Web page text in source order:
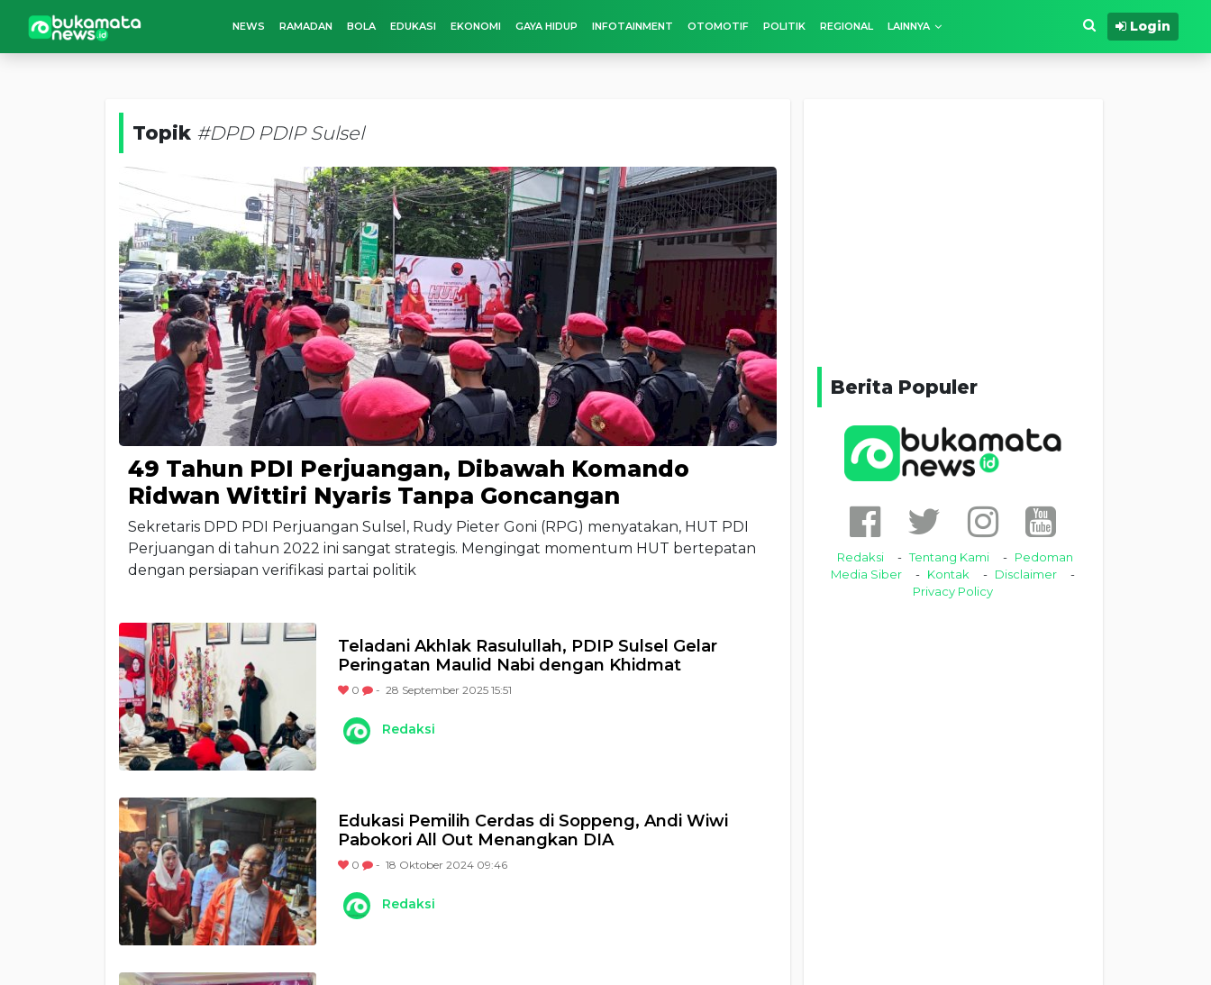
NEWS RAMADAN BOLA EDUKASI EKONOMI GAYA HIDUP INFOTAINMENT OTOMOTIF POLITIK REGIONAL LAINNYA Login
Topik #DPD PDIP Sulsel
49 Tahun PDI Perjuangan, Dibawah Komando
Ridwan Wittiri Nyaris Tanpa Goncangan
Sekretaris DPD PDI Perjuangan Sulsel, Rudy Pieter Goni (RPG) menyatakan, HUT PDI
Perjuangan di tahun 2022 ini sangat strategis. Mengingat momentum HUT bertepatan
dengan persiapan verifikasi partai politik
Teladani Akhlak Rasulullah, PDIP Sulsel Gelar
Peringatan Maulid Nabi dengan Khidmat
0 - 28 September 2025 15:51
Redaksi
Edukasi Pemilih Cerdas di Soppeng, Andi Wiwi
Pabokori All Out Menangkan DIA
0 - 18 Oktober 2024 09:46
Redaksi
Berita Populer
Redaksi Tentang Kami
Pedoman
Media Siber
Kontak
Disclaimer
Privacy Policy